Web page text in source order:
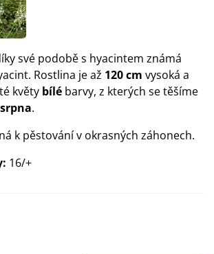
své podobě s hyacintem známá
Rostlina je až 120 cm vysoká a
květy bílé barvy, z kterých se těšíme
.
k pěstování v okrasných záhonech.
16/+